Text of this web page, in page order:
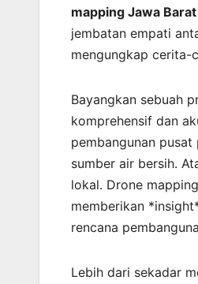
mapping Jawa Barat
jembatan empati
mengungkap cerita-
Bayangkan sebuah
komprehensif dan
pembangunan
sumber air bersih.
lokal. Drone
memberikan
rencana
Lebih dari sekadar